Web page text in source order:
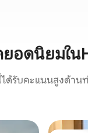
อดนิยมใน
ด้รับคะแนนสูงด้าน